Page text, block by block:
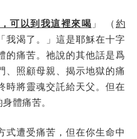
可以到我這裡來喝 」 （ 約
我渴了。」這是耶穌在十字
的痛苦。祂說的其他話是爲
、照顧母親、揭示地獄的痛
時將靈魂交託給天父。但在
體痛苦。
式遭受痛苦，但在你生命中